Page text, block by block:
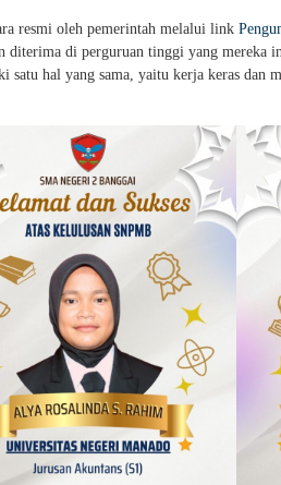
resmi oleh pemerintah melalui link
diterima di perguruan tinggi yang mereka
satu hal yang sama, yaitu kerja keras